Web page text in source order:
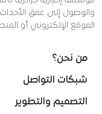
والوصول إلى عمق الأحداث
الموقع الإلكتروني أو
من نحن؟
شبكات التواصل
التصميم والتطوير